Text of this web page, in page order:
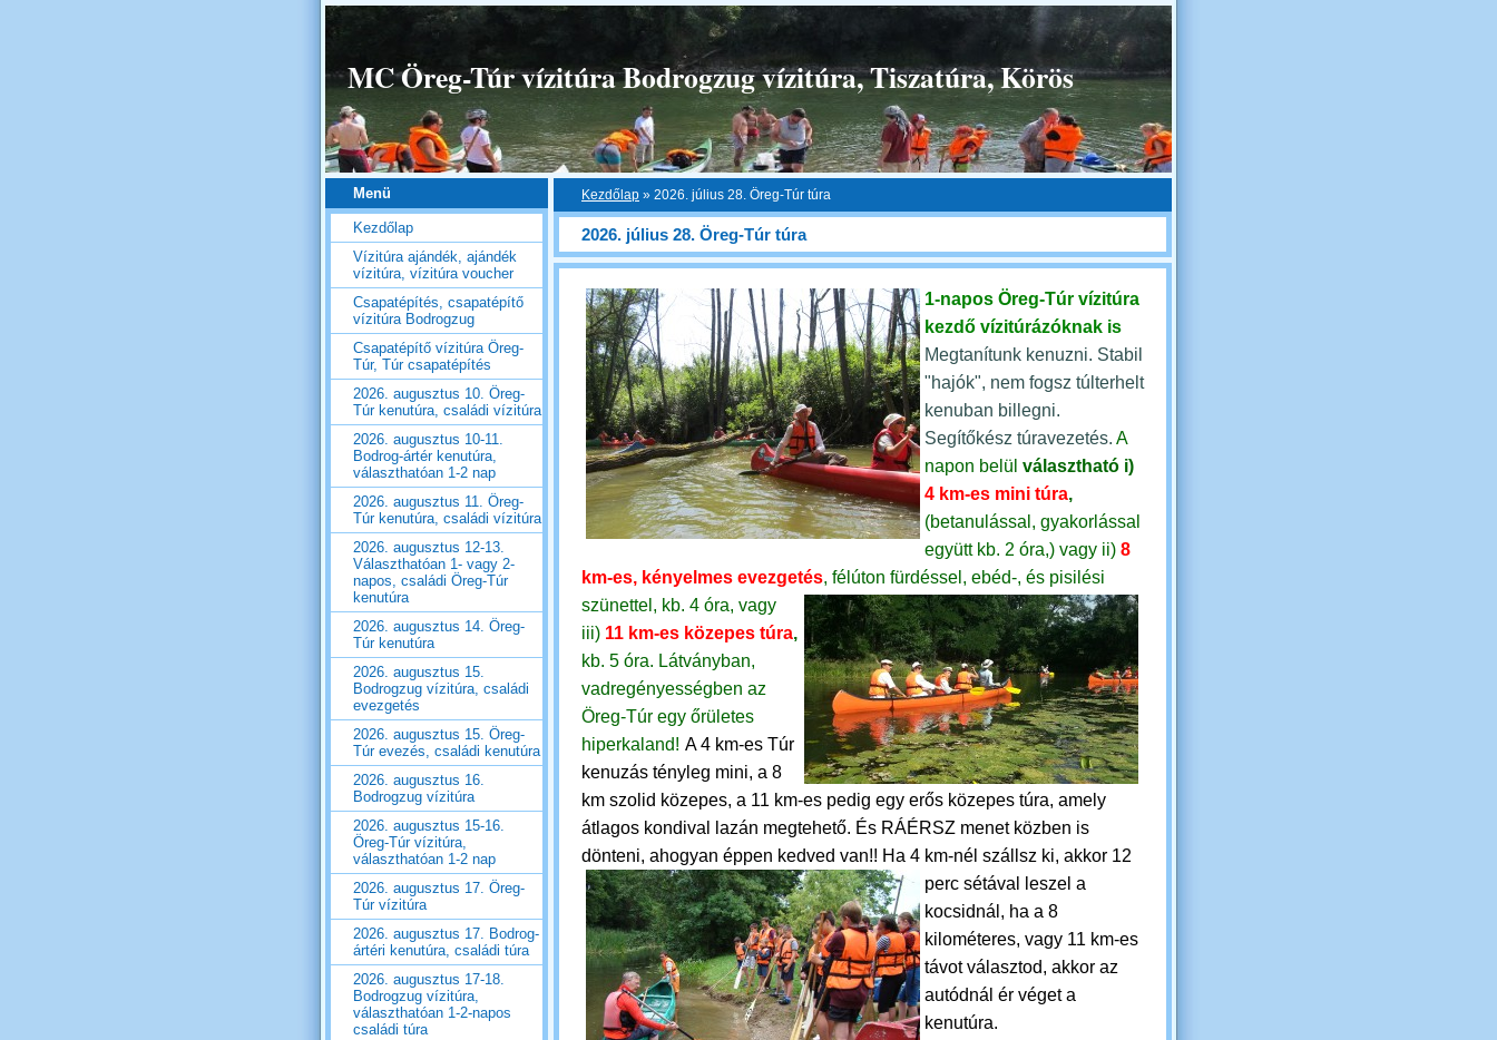
MC Öreg-Túr vízitúra Bodrogzug vízitúra, Tiszatúra, Körös
Kezdőlap » 2026. július 28. Öreg-Túr túra
2026. július 28. Öreg-Túr túra
1-napos Öreg-Túr vízitúra
kezdő vízitúrázóknak is
Megtanítunk kenuzni. Stabil
"hajók", nem fogsz túlterhelt
kenuban billegni.
Segítőkész túravezetés. A
napon belül választható i)
4 km-es mini túra,
(betanulással, gyakorlással
együtt kb. 2 óra,) vagy ii) 8
km-es, kényelmes evezgetés, félúton fürdéssel, ebéd-, és pisilési
szünettel, kb. 4 óra, vagy
iii) 11 km-es közepes túra,
kb. 5 óra. Látványban,
vadregényességben az
Öreg-Túr egy őrületes
hiperkaland! A 4 km-es Túr
kenuzás tényleg mini, a 8
km szolid közepes, a 11 km-es pedig egy erős közepes túra, amely
átlagos kondival lazán megtehető. És RÁÉRSZ menet közben is
dönteni, ahogyan éppen kedved van!! Ha 4 km-nél szállsz ki, akkor 12
perc sétával leszel a
kocsidnál, ha a 8
kilométeres, vagy 11 km-es
távot választod, akkor az
autódnál ér véget a
kenutúra.
Menü
Kezdőlap
Vízitúra ajándék, ajándék
vízitúra, vízitúra voucher
Csapatépítés, csapatépítő
vízitúra Bodrogzug
Csapatépítő vízitúra Öreg-
Túr, Túr csapatépítés
2026. augusztus 10. Öreg-
Túr kenutúra, családi vízitúra
2026. augusztus 10-11.
Bodrog-ártér kenutúra,
választhatóan 1-2 nap
2026. augusztus 11. Öreg-
Túr kenutúra, családi vízitúra
2026. augusztus 12-13.
Választhatóan 1- vagy 2-
napos, családi Öreg-Túr
kenutúra
2026. augusztus 14. Öreg-
Túr kenutúra
2026. augusztus 15.
Bodrogzug vízitúra, családi
evezgetés
2026. augusztus 15. Öreg-
Túr evezés, családi kenutúra
2026. augusztus 16.
Bodrogzug vízitúra
2026. augusztus 15-16.
Öreg-Túr vízitúra,
választhatóan 1-2 nap
2026. augusztus 17. Öreg-
Túr vízitúra
2026. augusztus 17. Bodrog-
ártéri kenutúra, családi túra
2026. augusztus 17-18.
Bodrogzug vízitúra,
választhatóan 1-2-napos
családi túra